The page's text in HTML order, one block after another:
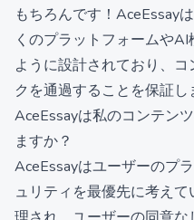
もちろんです！AceEssay
くのプラットフォームや
ように設計されており、
クを通過することを保証し
AceEssayは私のコンテン
ますか？
AceEssayはユーザーのプ
ュリティを最優先に考え